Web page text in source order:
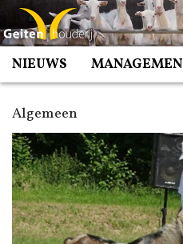
Spring
naar
inhoud
NIEUWS
Algemeen